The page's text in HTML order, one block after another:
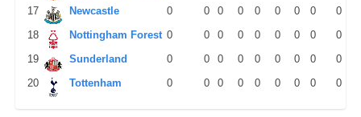
17
Newcastle 0 0 0 0 0 0 0 0
0
18
Nottingham Forest 0 0 0 0 0 0 0 0
0
19
Sunderland 0 0 0 0 0 0 0 0
0
20
Tottenham 0 0 0 0 0 0 0 0 0